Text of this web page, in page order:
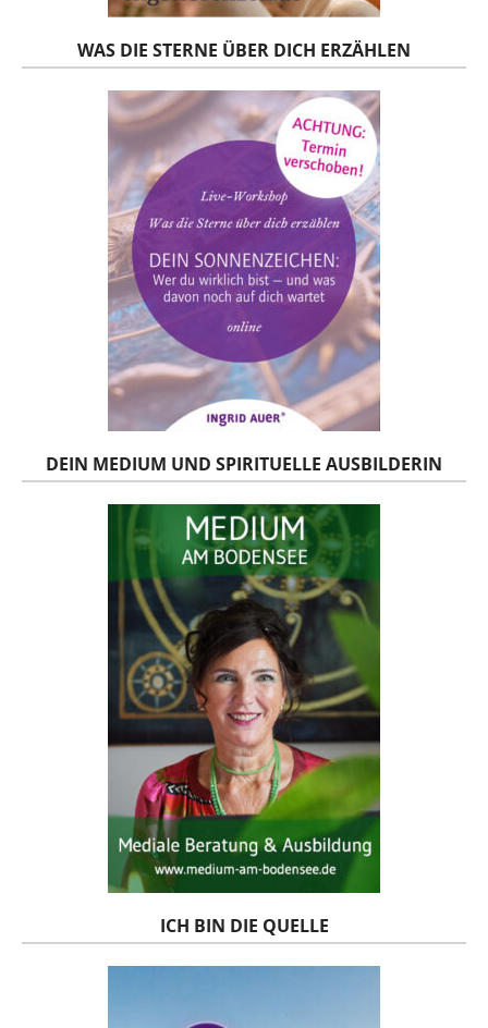
WAS DIE STERNE ÜBER DICH ERZÄHLEN
DEIN MEDIUM UND SPIRITUELLE AUSBILDERIN
ICH BIN DIE QUELLE